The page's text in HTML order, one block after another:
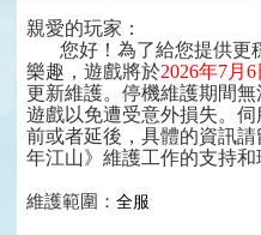
親愛的玩家：
您好！為了給您提供更
樂趣，遊戲將於2026年7月
更新維護。停機維護期間
遊戲以免遭受意外損失。
前或者延後，具體的資訊
年江山》維護工作的支持和
維護範圍：全服